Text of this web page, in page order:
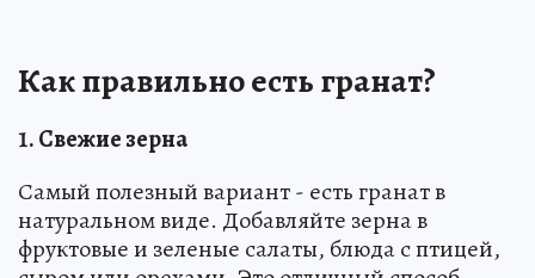
Как правильно есть гранат?
1. Свежие зерна
Самый полезный вариант - есть гранат в
натуральном виде. Добавляйте зерна в
фруктовые и зеленые салаты, блюда с птицей,